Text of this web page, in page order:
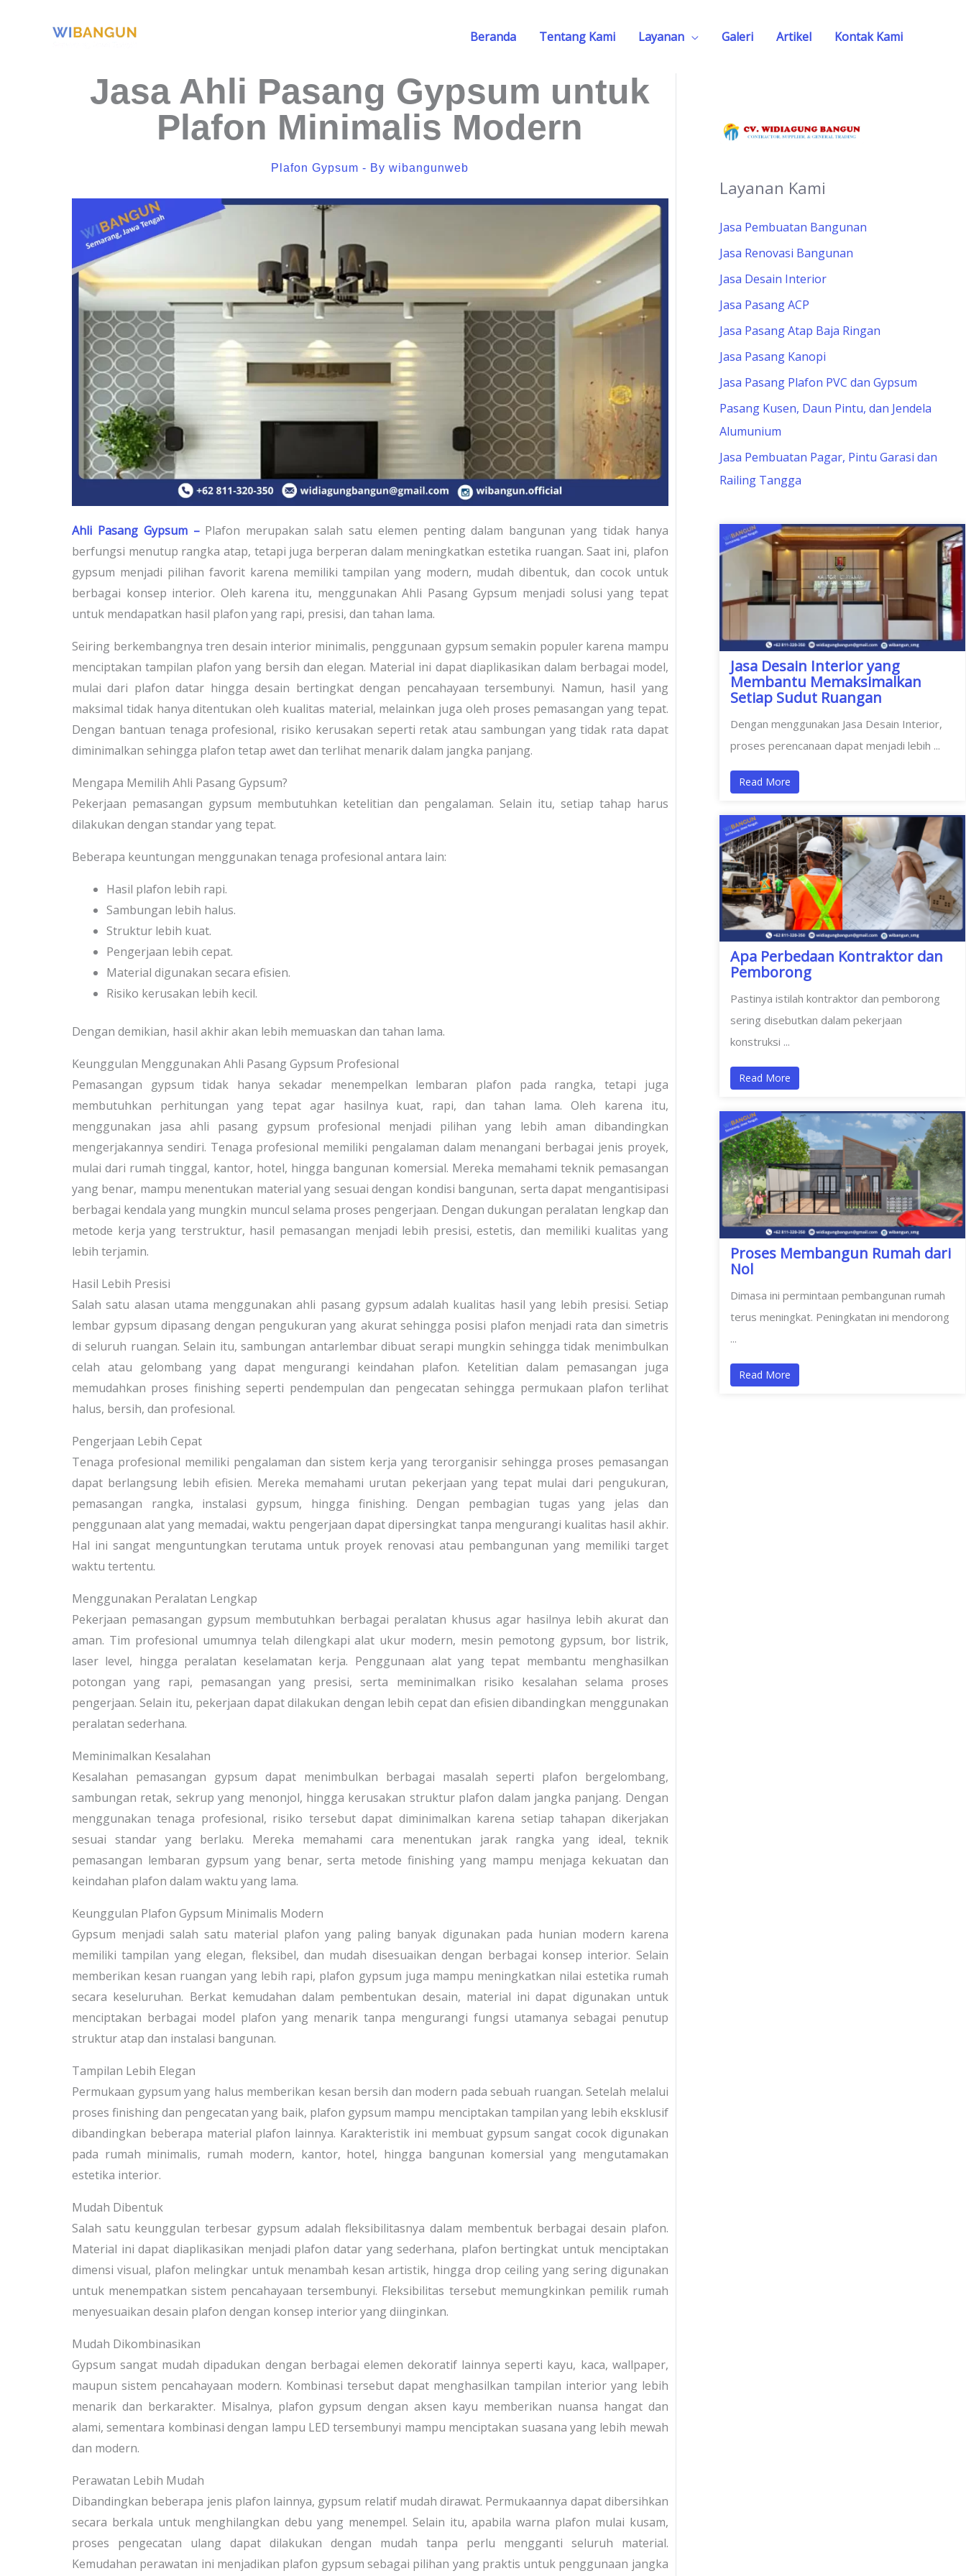
Beranda Tentang Kami Layanan Galeri Artikel Kontak Kami
Jasa Ahli Pasang Gypsum untuk
Plafon Minimalis Modern
Plafon Gypsum - Bywibangunweb
Ahli Pasang Gypsum – Plafon merupakan salah satu elemen penting dalam bangunan yang tidak hanya
berfungsi menutup rangka atap, tetapi juga berperan dalam meningkatkan estetika ruangan. Saat ini, plafon
gypsum menjadi pilihan favorit karena memiliki tampilan yang modern, mudah dibentuk, dan cocok untuk
berbagai konsep interior. Oleh karena itu, menggunakan Ahli Pasang Gypsum menjadi solusi yang tepat
untuk mendapatkan hasil plafon yang rapi, presisi, dan tahan lama.
Seiring berkembangnya tren desain interior minimalis, penggunaan gypsum semakin populer karena mampu
menciptakan tampilan plafon yang bersih dan elegan. Material ini dapat diaplikasikan dalam berbagai model,
mulai dari plafon datar hingga desain bertingkat dengan pencahayaan tersembunyi. Namun, hasil yang
maksimal tidak hanya ditentukan oleh kualitas material, melainkan juga oleh proses pemasangan yang tepat.
Dengan bantuan tenaga profesional, risiko kerusakan seperti retak atau sambungan yang tidak rata dapat
diminimalkan sehingga plafon tetap awet dan terlihat menarik dalam jangka panjang.
Mengapa Memilih Ahli Pasang Gypsum?
Pekerjaan pemasangan gypsum membutuhkan ketelitian dan pengalaman. Selain itu, setiap tahap harus
dilakukan dengan standar yang tepat.
Beberapa keuntungan menggunakan tenaga profesional antara lain:
Hasil plafon lebih rapi.
Sambungan lebih halus.
Struktur lebih kuat.
Pengerjaan lebih cepat.
Material digunakan secara efisien.
Risiko kerusakan lebih kecil.
Dengan demikian, hasil akhir akan lebih memuaskan dan tahan lama.
Keunggulan Menggunakan Ahli Pasang Gypsum Profesional
Pemasangan gypsum tidak hanya sekadar menempelkan lembaran plafon pada rangka, tetapi juga
membutuhkan perhitungan yang tepat agar hasilnya kuat, rapi, dan tahan lama. Oleh karena itu,
menggunakan jasa ahli pasang gypsum profesional menjadi pilihan yang lebih aman dibandingkan
mengerjakannya sendiri. Tenaga profesional memiliki pengalaman dalam menangani berbagai jenis proyek,
mulai dari rumah tinggal, kantor, hotel, hingga bangunan komersial. Mereka memahami teknik pemasangan
yang benar, mampu menentukan material yang sesuai dengan kondisi bangunan, serta dapat mengantisipasi
berbagai kendala yang mungkin muncul selama proses pengerjaan. Dengan dukungan peralatan lengkap dan
metode kerja yang terstruktur, hasil pemasangan menjadi lebih presisi, estetis, dan memiliki kualitas yang
lebih terjamin.
Hasil Lebih Presisi
Salah satu alasan utama menggunakan ahli pasang gypsum adalah kualitas hasil yang lebih presisi. Setiap
lembar gypsum dipasang dengan pengukuran yang akurat sehingga posisi plafon menjadi rata dan simetris
di seluruh ruangan. Selain itu, sambungan antarlembar dibuat serapi mungkin sehingga tidak menimbulkan
celah atau gelombang yang dapat mengurangi keindahan plafon. Ketelitian dalam pemasangan juga
memudahkan proses finishing seperti pendempulan dan pengecatan sehingga permukaan plafon terlihat
halus, bersih, dan profesional.
Pengerjaan Lebih Cepat
Tenaga profesional memiliki pengalaman dan sistem kerja yang terorganisir sehingga proses pemasangan
dapat berlangsung lebih efisien. Mereka memahami urutan pekerjaan yang tepat mulai dari pengukuran,
pemasangan rangka, instalasi gypsum, hingga finishing. Dengan pembagian tugas yang jelas dan
penggunaan alat yang memadai, waktu pengerjaan dapat dipersingkat tanpa mengurangi kualitas hasil akhir.
Hal ini sangat menguntungkan terutama untuk proyek renovasi atau pembangunan yang memiliki target
waktu tertentu.
Menggunakan Peralatan Lengkap
Pekerjaan pemasangan gypsum membutuhkan berbagai peralatan khusus agar hasilnya lebih akurat dan
aman. Tim profesional umumnya telah dilengkapi alat ukur modern, mesin pemotong gypsum, bor listrik,
laser level, hingga peralatan keselamatan kerja. Penggunaan alat yang tepat membantu menghasilkan
potongan yang rapi, pemasangan yang presisi, serta meminimalkan risiko kesalahan selama proses
pengerjaan. Selain itu, pekerjaan dapat dilakukan dengan lebih cepat dan efisien dibandingkan menggunakan
peralatan sederhana.
Meminimalkan Kesalahan
Kesalahan pemasangan gypsum dapat menimbulkan berbagai masalah seperti plafon bergelombang,
sambungan retak, sekrup yang menonjol, hingga kerusakan struktur plafon dalam jangka panjang. Dengan
menggunakan tenaga profesional, risiko tersebut dapat diminimalkan karena setiap tahapan dikerjakan
sesuai standar yang berlaku. Mereka memahami cara menentukan jarak rangka yang ideal, teknik
pemasangan lembaran gypsum yang benar, serta metode finishing yang mampu menjaga kekuatan dan
keindahan plafon dalam waktu yang lama.
Keunggulan Plafon Gypsum Minimalis Modern
Gypsum menjadi salah satu material plafon yang paling banyak digunakan pada hunian modern karena
memiliki tampilan yang elegan, fleksibel, dan mudah disesuaikan dengan berbagai konsep interior. Selain
memberikan kesan ruangan yang lebih rapi, plafon gypsum juga mampu meningkatkan nilai estetika rumah
secara keseluruhan. Berkat kemudahan dalam pembentukan desain, material ini dapat digunakan untuk
menciptakan berbagai model plafon yang menarik tanpa mengurangi fungsi utamanya sebagai penutup
struktur atap dan instalasi bangunan.
Tampilan Lebih Elegan
Permukaan gypsum yang halus memberikan kesan bersih dan modern pada sebuah ruangan. Setelah melalui
proses finishing dan pengecatan yang baik, plafon gypsum mampu menciptakan tampilan yang lebih eksklusif
dibandingkan beberapa material plafon lainnya. Karakteristik ini membuat gypsum sangat cocok digunakan
pada rumah minimalis, rumah modern, kantor, hotel, hingga bangunan komersial yang mengutamakan
estetika interior.
Mudah Dibentuk
Salah satu keunggulan terbesar gypsum adalah fleksibilitasnya dalam membentuk berbagai desain plafon.
Material ini dapat diaplikasikan menjadi plafon datar yang sederhana, plafon bertingkat untuk menciptakan
dimensi visual, plafon melingkar untuk menambah kesan artistik, hingga drop ceiling yang sering digunakan
untuk menempatkan sistem pencahayaan tersembunyi. Fleksibilitas tersebut memungkinkan pemilik rumah
menyesuaikan desain plafon dengan konsep interior yang diinginkan.
Mudah Dikombinasikan
Gypsum sangat mudah dipadukan dengan berbagai elemen dekoratif lainnya seperti kayu, kaca, wallpaper,
maupun sistem pencahayaan modern. Kombinasi tersebut dapat menghasilkan tampilan interior yang lebih
menarik dan berkarakter. Misalnya, plafon gypsum dengan aksen kayu memberikan nuansa hangat dan
alami, sementara kombinasi dengan lampu LED tersembunyi mampu menciptakan suasana yang lebih mewah
dan modern.
Perawatan Lebih Mudah
Dibandingkan beberapa jenis plafon lainnya, gypsum relatif mudah dirawat. Permukaannya dapat dibersihkan
secara berkala untuk menghilangkan debu yang menempel. Selain itu, apabila warna plafon mulai kusam,
proses pengecatan ulang dapat dilakukan dengan mudah tanpa perlu mengganti seluruh material.
Kemudahan perawatan ini menjadikan plafon gypsum sebagai pilihan yang praktis untuk penggunaan jangka
Layanan Kami
Jasa Pembuatan Bangunan
Jasa Renovasi Bangunan
Jasa Desain Interior
Jasa Pasang ACP
Jasa Pasang Atap Baja Ringan
Jasa Pasang Kanopi
Jasa Pasang Plafon PVC dan Gypsum
Pasang Kusen, Daun Pintu, dan Jendela
Alumunium
Jasa Pembuatan Pagar, Pintu Garasi dan
Railing Tangga
Jasa Desain Interior yang
Membantu Memaksimalkan
Setiap Sudut Ruangan
Dengan menggunakan Jasa Desain Interior,
proses perencanaan dapat menjadi lebih ...
Read More
Apa Perbedaan Kontraktor dan
Pemborong
Pastinya istilah kontraktor dan pemborong
sering disebutkan dalam pekerjaan
konstruksi ...
Read More
Proses Membangun Rumah dari
Nol
Dimasa ini permintaan pembangunan rumah
terus meningkat. Peningkatan ini mendorong
...
Read More